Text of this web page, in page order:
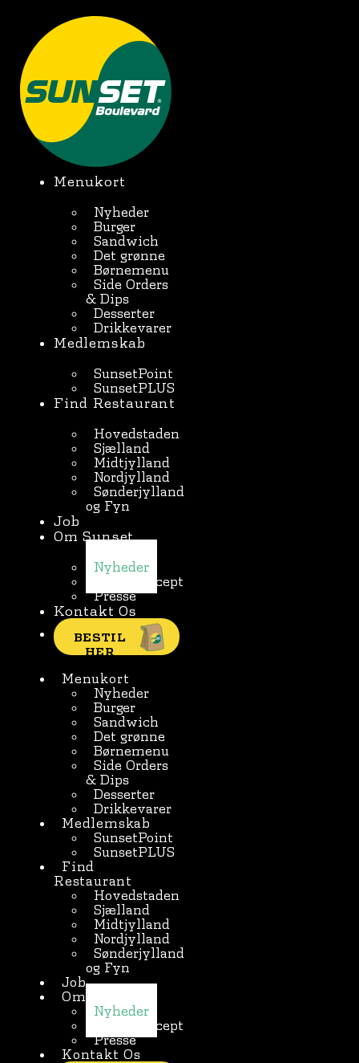
indhold
Menukort
Nyheder
Burger
Sandwich
Det grønne
Børnemenu
Side Orders
& Dips
Desserter
Drikkevarer
Medlemskab
SunsetPoint
SunsetPLUS
Find Restaurant
Hovedstaden
Sjælland
Midtjylland
Nordjylland
Sønderjylland
og Fyn
Job
Om Sunset
Nyheder
Børnekoncept
Presse
Kontakt Os
BESTIL
HER
Menukort
Nyheder
Burger
Sandwich
Det grønne
Børnemenu
Side Orders
& Dips
Desserter
Drikkevarer
Medlemskab
SunsetPoint
SunsetPLUS
Find
Restaurant
Hovedstaden
Sjælland
Midtjylland
Nordjylland
Sønderjylland
og Fyn
Job
Om Sunset
Nyheder
Børnekoncept
Presse
Kontakt Os